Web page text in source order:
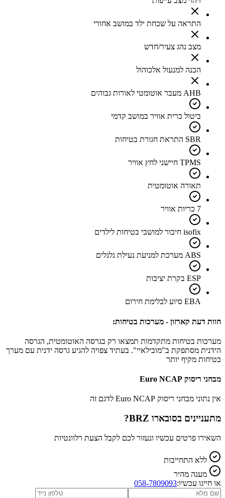
התראה על שכחת ילד במושב אחורי
מצב נהג צעיר/חדש
הכנה למנעול אלכוהול
AHB מעבר אוטומטי לאורות גבוהים
ביטול כרית אוויר במושב קדמי
SBR התראת חגורת בטיחות
TPMS חיישני לחץ אוויר
תאורה אוטומטית
7 כריות אוויר
isofix חיבור למושבי בטיחות לילדים
ABS מערכת למניעת נעילת גלגלים
ESP בקרת יציבות
EBA סיוע לבלימת חירום
חוות דעת קארזון - מערכות בטיחות:
מערכות בטיחות מתקדמות תמצאו רק בגרסה האוטומטית, הגרסה
הידנית מסתפקת ב"מובילאיי". בעתיד צפויה להגיע גרסה ידנית עם מערך
בטיחות מקיף יותר
מבחני ריסוק Euro NCAP
אין נתוני מבחני ריסוק Euro NCAP לדגם זה
מתעניינים בסובארו BRZ ?
השאירו פרטים עכשיו ונעזור לכם לקבל הצעת רלוונטיות
ללא התחייבות
מענה מהיר
או חייגו עכשיו:058-7809093